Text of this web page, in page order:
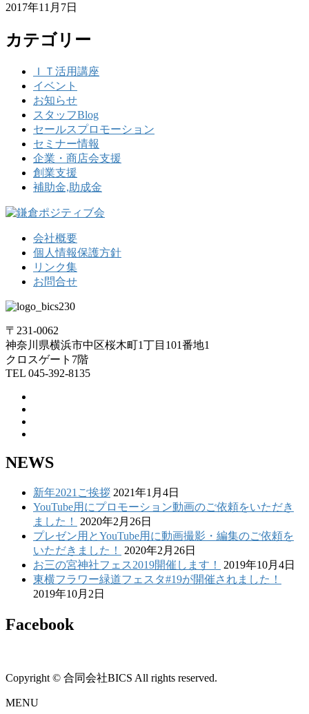
2017年11月7日
カテゴリー
ＩＴ活用講座
イベント
お知らせ
スタッフBlog
セールスプロモーション
セミナー情報
企業・商店会支援
創業支援
補助金,助成金
会社概要
個人情報保護方針
リンク集
お問合せ
〒231-0062
神奈川県横浜市中区桜木町1丁目101番地1
クロスゲート7階
TEL 045-392-8135
NEWS
新年2021ご挨拶 2021年1月4日
YouTube用にプロモーション動画のご依頼をいただき
ました！
2020年2月26日
プレゼン用とYouTube用に動画撮影・編集のご依頼を
いただきました！
2020年2月26日
お三の宮神社フェス2019開催します！
2019年10月4日
東横フラワー緑道フェスタ#19が開催されました！
2019年10月2日
Facebook
Copyright © 合同会社BICS All rights reserved.
MENU